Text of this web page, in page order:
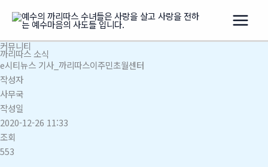
로
건
너
뛰
기
커뮤니티
까리따스 소식
e시티뉴스 기사_까리따스이주민초월센터
작성자
사무국
작성일
2020-12-26 11:33
조회
553